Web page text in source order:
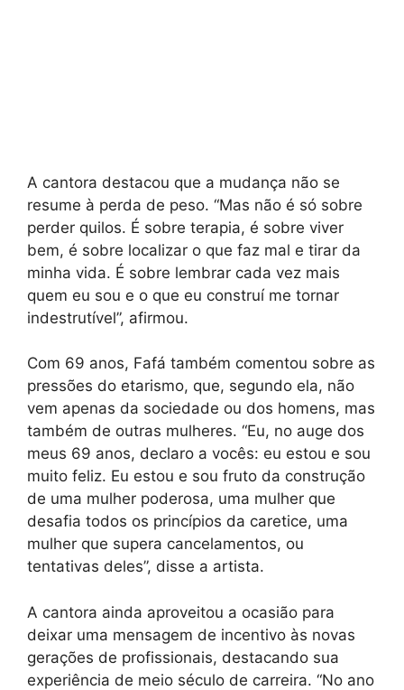
A cantora destacou que a mudança não se
resume à perda de peso. “Mas não é só sobre
perder quilos. É sobre terapia, é sobre viver
bem, é sobre localizar o que faz mal e tirar da
minha vida. É sobre lembrar cada vez mais
quem eu sou e o que eu construí me tornar
indestrutível”, afirmou.
Com 69 anos, Fafá também comentou sobre as
pressões do etarismo, que, segundo ela, não
vem apenas da sociedade ou dos homens, mas
também de outras mulheres. “Eu, no auge dos
meus 69 anos, declaro a vocês: eu estou e sou
muito feliz. Eu estou e sou fruto da construção
de uma mulher poderosa, uma mulher que
desafia todos os princípios da caretice, uma
mulher que supera cancelamentos, ou
tentativas deles”, disse a artista.
A cantora ainda aproveitou a ocasião para
deixar uma mensagem de incentivo às novas
gerações de profissionais, destacando sua
experiência de meio século de carreira. “No ano